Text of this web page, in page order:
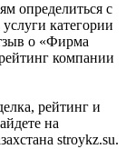
определиться с
категории
о «Фирма
компании
рейтинг и
на
stroykz.su.